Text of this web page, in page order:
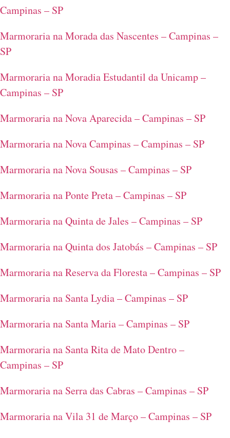
Campinas – SP
Marmoraria na Morada das Nascentes – Campinas –
SP
Marmoraria na Moradia Estudantil da Unicamp –
Campinas – SP
Marmoraria na Nova Aparecida – Campinas – SP
Marmoraria na Nova Campinas – Campinas – SP
Marmoraria na Nova Sousas – Campinas – SP
Marmoraria na Ponte Preta – Campinas – SP
Marmoraria na Quinta de Jales – Campinas – SP
Marmoraria na Quinta dos Jatobás – Campinas – SP
Marmoraria na Reserva da Floresta – Campinas – SP
Marmoraria na Santa Lydia – Campinas – SP
Marmoraria na Santa Maria – Campinas – SP
Marmoraria na Santa Rita de Mato Dentro –
Campinas – SP
Marmoraria na Serra das Cabras – Campinas – SP
Marmoraria na Vila 31 de Março – Campinas – SP